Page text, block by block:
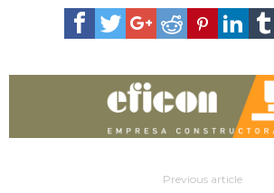
Previous article